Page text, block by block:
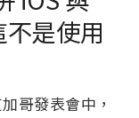
是使用
哥發表會中，